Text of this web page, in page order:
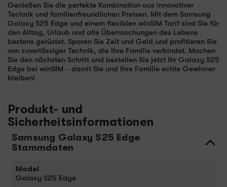
Genießen Sie die perfekte Kombination aus innovativer
Technik und familienfreundlichen Preisen. Mit dem Samsung
Galaxy S25 Edge und einem flexiblen winSIM Tarif sind Sie für
den Alltag, Urlaub und alle Überraschungen des Lebens
bestens gerüstet. Sparen Sie Zeit und Geld und profitieren Sie
von zuverlässiger Technik, die Ihre Familie verbindet. Machen
Sie den nächsten Schritt und bestellen Sie jetzt Ihr Galaxy S25
Edge bei winSIM – damit Sie und Ihre Familie echte Gewinner
bleiben!
Produkt- und
Sicherheitsinformationen
Samsung Galaxy S25 Edge
Stammdaten
Model
Galaxy S25 Edge